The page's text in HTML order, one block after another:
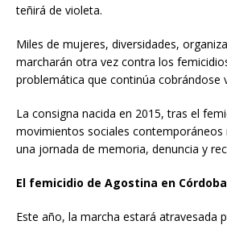
teñirá de violeta.
Miles de mujeres, diversidades,
marcharán otra vez contra los
problemática que continúa cobrándose
La consigna nacida en 2015, tras el
movimientos sociales
una jornada de memoria, denuncia y
El femicidio de Agostina en Córdoba
Este año, la marcha estará atravesada